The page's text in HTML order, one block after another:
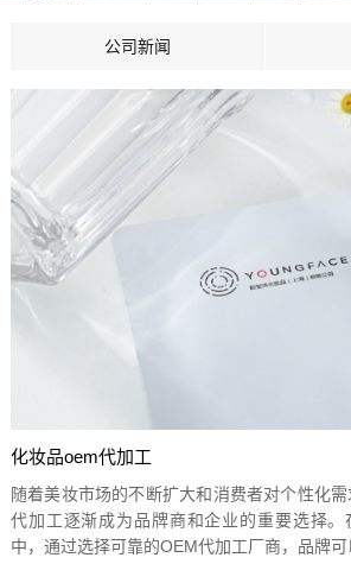
公司新闻
化妆品oem代加工
随着美妆市场的不断扩大和消费者对个性化
代加工逐渐成为品牌商和企业的重要选择。
中，通过选择可靠的OEM代加工厂商，品牌可